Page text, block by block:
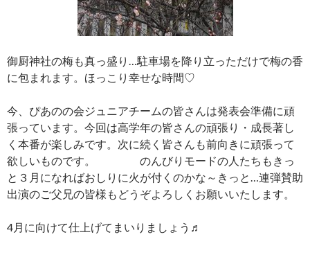
御厨神社の梅も真っ盛り…駐車場を降り立っただけで梅の香
に包まれます。ほっこり幸せな時間♡
今、ぴあのの会ジュニアチームの皆さんは発表会準備に頑
張っています。今回は高学年の皆さんの頑張り・成長著し
く本番が楽しみです。次に続く皆さんも前向きに頑張って
欲しいものです。 のんびりモードの人たちもきっ
と３月になればおしりに火が付くのかな～きっと…連弾賛助
出演のご父兄の皆様もどうぞよろしくお願いいたします。
4月に向けて仕上げてまいりましょう♬